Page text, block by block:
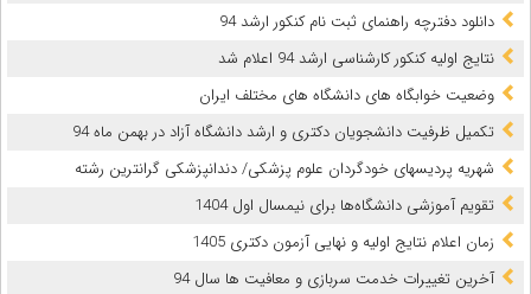
دانلود دفترچه راهنمای ثبت نام کنکور ارشد 94
نتایج اولیه کنکور کارشناسی ارشد 94 اعلام شد
وضعیت خوابگاه های دانشگاه های مختلف ایران
تکمیل ظرفیت دانشجویان دکتری و ارشد دانشگاه آزاد در بهمن ماه 94
شهریه پردیس‎های خودگردان علوم پزشکی/ دندانپزشکی گرانترین رشته
تقویم آموزشی دانشگاه‌ها برای نیمسال اول 1404
زمان اعلام نتایج اولیه و نهایی آزمون دکتری 1405
آخرین تغییرات خدمت سربازی و معافیت ها سال 94